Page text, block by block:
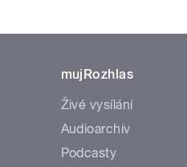
mujRozhlas
Živé vysílání
Audioarchiv
Podcasty